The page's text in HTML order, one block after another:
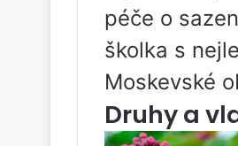
péče o
školka s
Moskevské
Druhy a